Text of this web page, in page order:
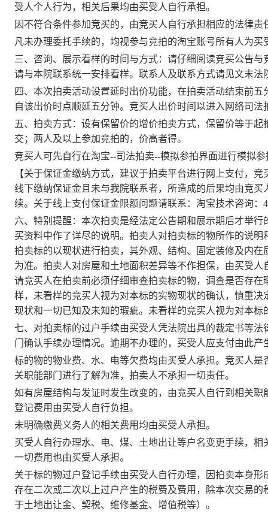
受人个人行为，相关后果均由买受人自行承担。
因不符合条件参加竞买的，由竞买人自行承担相应的法律责
凡未办理委托手续的，均视参与竞拍的淘宝账号所有人为
三、咨询、展示看样的时间与方式：请仔细阅读竞买公告与
请与本院联系统一安排看样。 联系人及联系方式请见文末法
四、本次拍卖活动设置延时出价功能，在拍卖活动结束前
自该出价时点顺延五分钟。竞买人出价时间以进入网络司
五、拍卖方式： 设有保留价的增价拍卖方式，保留价等于
交；两人及以上参加竞拍的，价高者得。
竞买人可先自行在淘宝--司法拍卖--模拟参拍界面进行模拟
【关于保证金缴纳方式，建议于拍卖平台进行网上支付，
线下缴纳保证金且未与我院联系者，所造成的后果均由竞买
续。 关于线上支付保证金限额问题请联系： 淘宝技术咨询：
六、特别提醒： 本次拍卖是经法定公告期和展示期后才举
买资料中作了详尽的说明。拍卖人对拍卖标的物所作的说
拍卖标的以现状进行拍卖，其外观、结构、固定装修及内
为准。拍卖人对房屋和土地面积差异等不作担保，由买受
请竞买人在拍卖前必须仔细审查拍卖标的物，调查是否存
样，未看样的竞买人视为对本标的实物现状的确认，慎重决
现状和一切已知及未知的瑕疵。 未看样的竞买人视为对本标
七、对拍卖标的过户手续由买受人凭法院出具的裁定书等法
门确认手续办理情况。 逾期不办理的，买受人应支付由此
标的物的物业费、水、电等欠费均由买受人承担。竞买人是
关职能部门进行了解为准，拍卖人不承担一切责任。
如有房屋结构与发证时发生改变的，由竞买人自行到相关职
登记费用由买受人自行负担。
未明确缴费义务人的相关费用均由买受人承担。
买受人自行办理水、电、煤、土地出让等户名变更手续，相
一切费用也由买受人承担。
关于标的物过户登记手续由买受人自行办理，
因拍卖本身形
存在二次或二次以上过户产生的税费及费用，除本次交易
于土地出让金、契税、维修基金、增值税等） 。